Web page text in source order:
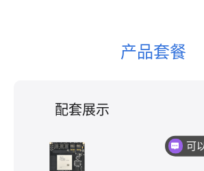
产品套餐
配套展示